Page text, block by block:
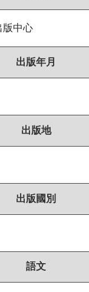
版中心
出版年月
出版地
出版國別
語文